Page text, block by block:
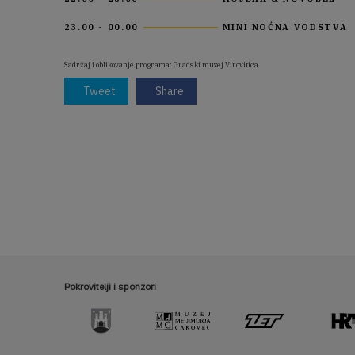
23.00 - 00.00 MINI NOĆNA VODSTVA
Sadržaj i oblikovanje programa: Gradski muzej Virovitica
Tweet Share
Pokrovitelji i sponzori